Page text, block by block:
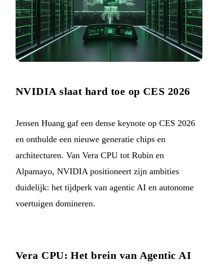
NVIDIA slaat hard toe op CES 2026
Jensen Huang gaf een dense keynote op CES 2026
en onthulde een nieuwe generatie chips en
architecturen. Van Vera CPU tot Rubin en
Alpamayo, NVIDIA positioneert zijn ambities
duidelijk: het tijdperk van agentic AI en autonome
voertuigen domineren.
Vera CPU: Het brein van Agentic AI